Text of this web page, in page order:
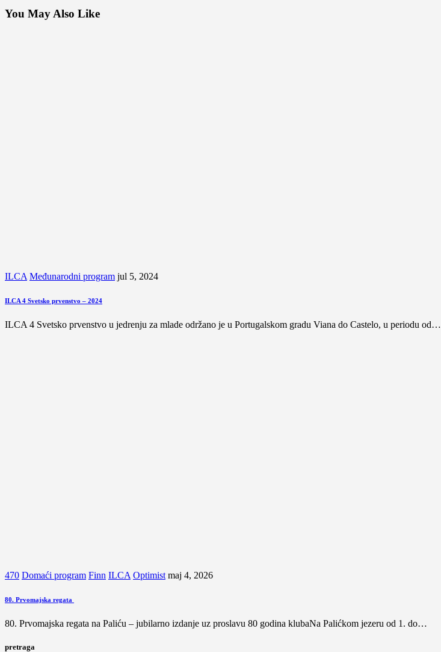
You May Also Like
ILCA Međunarodni program jul 5, 2024
ILCA 4 Svetsko prvenstvo – 2024
ILCA 4 Svetsko prvenstvo u jedrenju za mlade održano je u Portugalskom gradu Viana do Castelo, u periodu od…
470 Domaći program Finn ILCA Optimist maj 4, 2026
80. Prvomajska regata
80. Prvomajska regata na Paliću – jubilarno izdanje uz proslavu 80 godina klubaNa Palićkom jezeru od 1. do…
pretraga